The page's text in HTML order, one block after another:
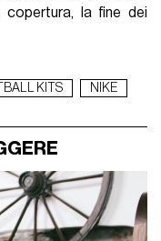
copertura, la fine dei
KITS NIKE